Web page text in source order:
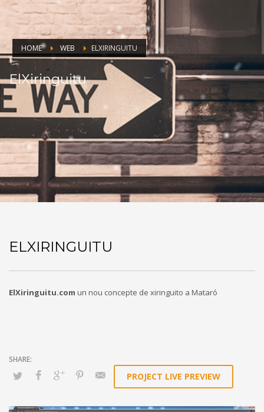
HOME WEB ELXIRINGUITU
ElXiringuitu
ELXIRINGUITU
ElXiringuitu.com un nou concepte de xiringuito a Mataró
PROJECT LIVE PREVIEW